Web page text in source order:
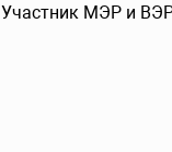
Участник МЭР и ВЭР